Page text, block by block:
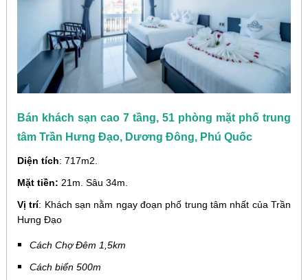
Bán khách sạn cao 7 tầng, 51 phòng mặt phố trung
tâm Trần Hưng Đạo, Dương Đông, Phú Quốc
Diện tích: 717m2.
Mặt tiền: 21m. Sâu 34m.
Vị trí: Khách sạn nằm ngay đoạn phố trung tâm nhất của Trần
Hưng Đạo
Cách Chợ Đêm 1,5km
Cách biển 500m